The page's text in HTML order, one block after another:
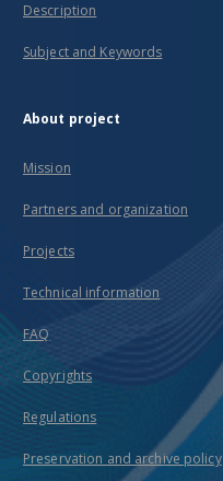
Description
Subject and Keywords
About project
Mission
Partners and organization
Projects
Technical information
FAQ
Copyrights
Regulations
Preservation and archive policy